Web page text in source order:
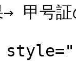
→ 甲号